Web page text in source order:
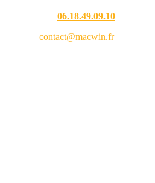
06.18.49.09.10
contact@macwin.fr